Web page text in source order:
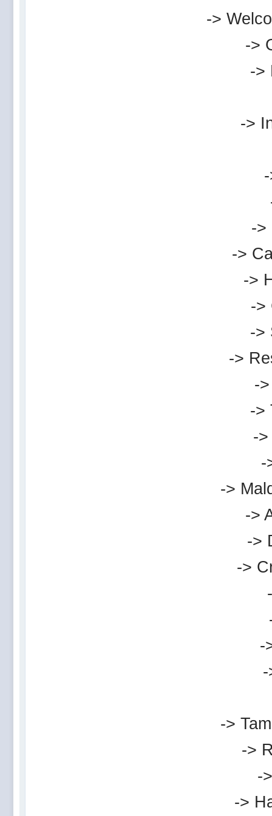
->
->
->
->
->
->
->
->
->
->
-
->
-
-
->
->
->
->
-
->
->
-
->